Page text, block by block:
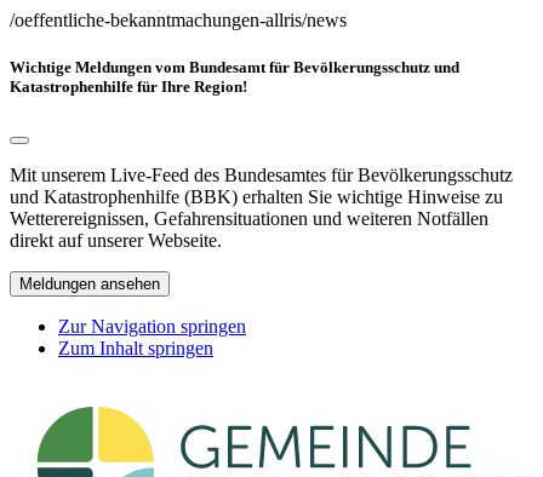
/oeffentliche-bekanntmachungen-allris/news
Wichtige Meldungen vom Bundesamt für Bevölkerungsschutz und
Katastrophenhilfe für Ihre Region!
Mit unserem Live-Feed des Bundesamtes für Bevölkerungsschutz
und Katastrophenhilfe (BBK) erhalten Sie wichtige Hinweise zu
Wetterereignissen, Gefahrensituationen und weiteren Notfällen
direkt auf unserer Webseite.
Meldungen ansehen
Zur Navigation springen
Zum Inhalt springen